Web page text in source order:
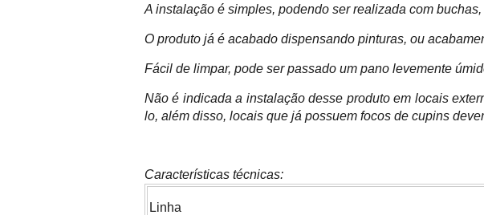
A instalação é simples, podendo ser realizada com
O produto já é acabado dispensando pinturas, ou
Fácil de limpar, pode ser passado um pano levemente
Não é indicada a instalação desse produto em locais
lo, além disso, locais que já possuem focos de cupins
Características técnicas:
Linha